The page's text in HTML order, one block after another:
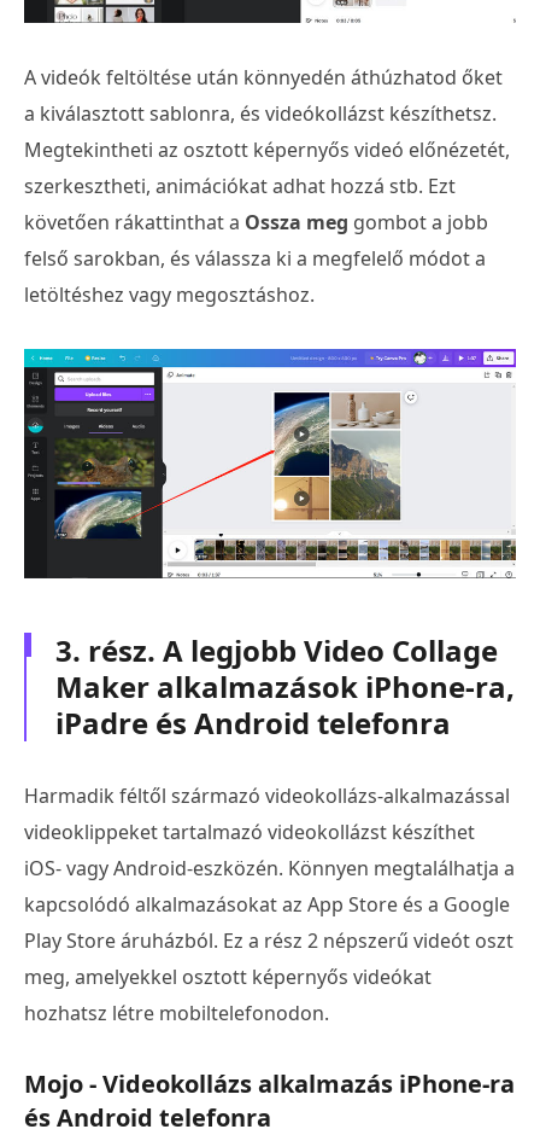
A videók feltöltése után könnyedén áthúzhatod őket
a kiválasztott sablonra, és videókollázst készíthetsz.
Megtekintheti az osztott képernyős videó előnézetét,
szerkesztheti, animációkat adhat hozzá stb. Ezt
követően rákattinthat a Ossza meg gombot a jobb
felső sarokban, és válassza ki a megfelelő módot a
letöltéshez vagy megosztáshoz.
3. rész. A legjobb Video Collage
Maker alkalmazások iPhone-ra,
iPadre és Android telefonra
Harmadik féltől származó videokollázs-alkalmazással
videoklippeket tartalmazó videokollázst készíthet
iOS- vagy Android-eszközén. Könnyen megtalálhatja a
kapcsolódó alkalmazásokat az App Store és a Google
Play Store áruházból. Ez a rész 2 népszerű videót oszt
meg, amelyekkel osztott képernyős videókat
hozhatsz létre mobiltelefonodon.
Mojo - Videokollázs alkalmazás iPhone-ra
és Android telefonra